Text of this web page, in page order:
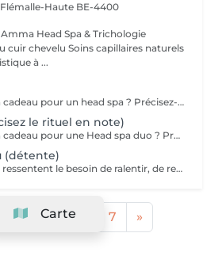
Flémalle-Haute BE-4400
Trichologie
à ...
Vous avez reçu un bon cadeau pour un head spa ? Précisez-nous quel type de rituel souhaitez-vous recevoir ( détente ou purifiant) Rituels :
le rituel en note)
Vous avez reçu un bon cadeau pour une Head spa duo ? Précisez nous quel type de rituel souhaitez-vous recevoir ( détente ou purifiant)
(détente)
Pour celles et ceux qui ressentent le besoin de ralentir, de relâcher les tensions et de s'offrir une véritable parenthèse de bien-être. Ce rituel profondément relaxant associe des gestes enveloppants, des massages ciblés et une ambiance sensorielle unique pour apaiser le corps comme l'esprit. Une véritable déconnexion, où chaque étape invite à lâcher prise. Massage crânien profond Double shampoing massant + soin Massage du visage Arceau d'eau avec accessoires de massage Rituel sensoriel et relaxant Durée : 60 min (séchage simple compris) Un véritable instant hors du temps, idéal pour relâcher les tensions, retrouver un profond sentiment de bien-être et repartir l'esprit léger.
3 4 7 »
Carte